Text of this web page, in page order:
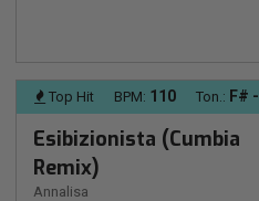
Top Hit BPM: 110 Ton.: F# -
Esibizionista (Cumbia
Remix)
Annalisa